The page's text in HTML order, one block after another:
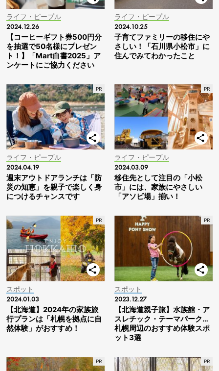
ライフ・ピープル
2024.12.26
【コーヒーギフト券500円分
を抽選で50名様にプレゼン
ト！】「Mart白書2025」ア
ンケートにご協力ください
ライフ・ピープル
2024.10.25
子育てファミリーの移住にや
さしい！「石川県小松市」に
住んでみてわかったこと
ライフ・ピープル
2024.04.19
週末アウトドアランチは「防
災の知恵」を親子で楽しく身
につけるチャンスです
ライフ・ピープル
2024.03.09
移住先として注目の「小松
市」には、家族にやさしい
「アソビ場」揃い！
スポット
2024.01.03
【北海道】2024年の家族旅
行プランは「札幌を拠点に自
然体験」がおすすめ！
スポット
2023.12.27
【北海道親子旅】水族館・ア
スレチック・テーマパーク…
札幌周辺のおすすめ体験スポ
ット3選